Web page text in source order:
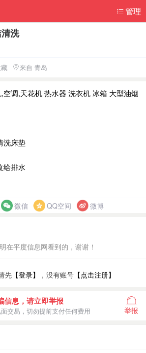
管理
洗
来自 青岛
调,天花机 热水器 洗衣机 冰箱 大型油烟
洗床垫
给排水
微信 QQ空间 微博
在平度信息网看到的，谢谢！
先 【登录】 ，没有账号 【点击注册】
信息，请立即举报
交易，切勿提前支付任何费用 举报